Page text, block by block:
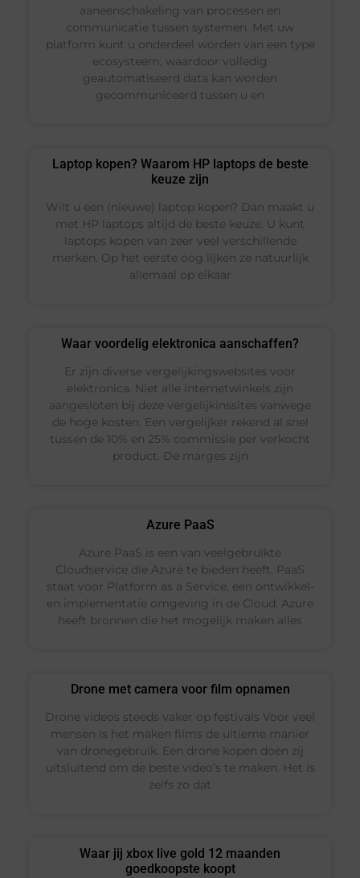
aaneenschakeling van processen en
communicatie tussen systemen. Met uw
platform kunt u onderdeel worden van een type
ecosysteem, waardoor volledig
geautomatiseerd data kan worden
gecommuniceerd tussen u en
Laptop kopen? Waarom HP laptops de beste
keuze zijn
Wilt u een (nieuwe) laptop kopen? Dan maakt u
met HP laptops altijd de beste keuze. U kunt
laptops kopen van zeer veel verschillende
merken. Op het eerste oog lijken ze natuurlijk
allemaal op elkaar
Waar voordelig elektronica aanschaffen?
Er zijn diverse vergelijkingswebsites voor
elektronica. Niet alle internetwinkels zijn
aangesloten bij deze vergelijkinssites vanwege
de hoge kosten. Een vergelijker rekend al snel
tussen de 10% en 25% commissie per verkocht
product. De marges zijn
Azure PaaS
Azure PaaS is een van veelgebruikte
Cloudservice die Azure te bieden heeft. PaaS
staat voor Platform as a Service, een ontwikkel-
en implementatie omgeving in de Cloud. Azure
heeft bronnen die het mogelijk maken alles
Drone met camera voor film opnamen
Drone videos steeds vaker op festivals Voor veel
mensen is het maken films de ultieme manier
van dronegebruik. Een drone kopen doen zij
uitsluitend om de beste video’s te maken. Het is
zelfs zo dat
Waar jij xbox live gold 12 maanden
goedkoopste koopt